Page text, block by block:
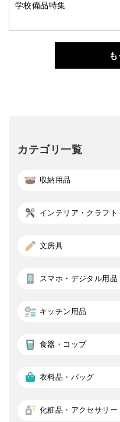
学校備品特集
カテゴリ一覧
収納用品
インテリア・クラフト
文房具
スマホ・デジタル用品
キッチン用品
食器・コップ
衣料品・バッグ
化粧品・アクセサリー